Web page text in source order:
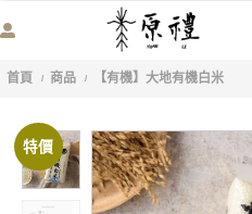
首頁 / 商品 / 【有機】大地有機白米
特價